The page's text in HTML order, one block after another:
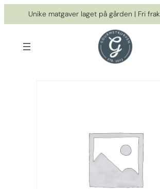
til
Unike matgaver laget på gården | Fri